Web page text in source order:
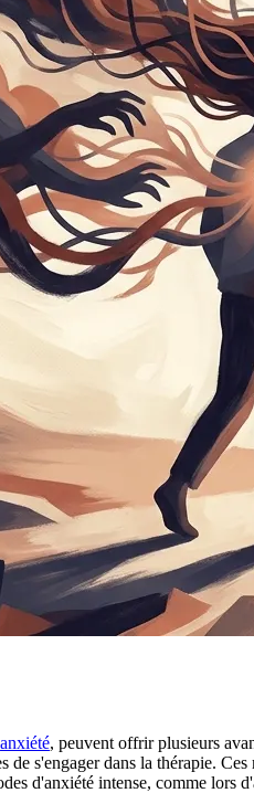
anxiété, peuvent offrir plusieurs
s'engager dans la thérapie.
d'anxiété intense, comme lors